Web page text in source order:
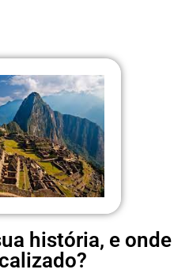
história, e onde